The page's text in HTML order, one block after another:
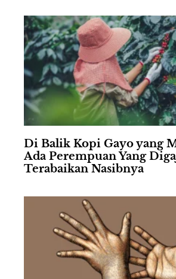
Di Balik Kopi Gayo yang
Ada Perempuan Yang
Terabaikan Nasibnya